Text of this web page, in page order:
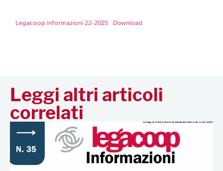
Legacoop informazioni 22-2025 Download
Leggi altri articoli
correlati